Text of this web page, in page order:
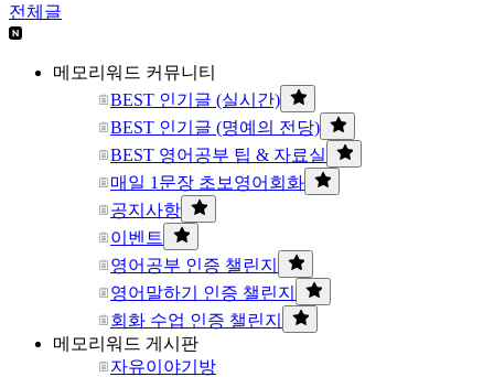
전체글
메모리워드 커뮤니티
BEST 인기글 (실시간)
BEST 인기글 (명예의 전당)
BEST 영어공부 팁 & 자료실
매일 1문장 초보영어회화
공지사항
이벤트
영어공부 인증 챌린지
영어말하기 인증 챌린지
회화 수업 인증 챌린지
메모리워드 게시판
자유이야기방